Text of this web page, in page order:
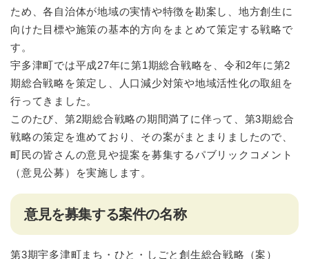
ため、各自治体が地域の実情や特徴を勘案し、地方創生に
向けた目標や施策の基本的方向をまとめて策定する戦略で
す。
宇多津町では平成27年に第1期総合戦略を、令和2年に第2
期総合戦略を策定し、人口減少対策や地域活性化の取組を
行ってきました。
このたび、第2期総合戦略の期間満了に伴って、第3期総合
戦略の策定を進めており、その案がまとまりましたので、
町民の皆さんの意見や提案を募集するパブリックコメント
（意見公募）を実施します。
意見を募集する案件の名称
第3期宇多津町まち・ひと・しごと創生総合戦略（案）